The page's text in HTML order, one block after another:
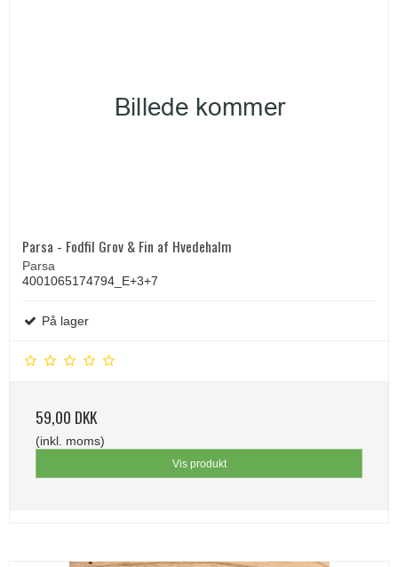
Parsa - Fodfil Grov & Fin af Hvedehalm
Parsa
4001065174794_E+3+7
På lager
59,00 DKK
(inkl. moms)
Vis produkt